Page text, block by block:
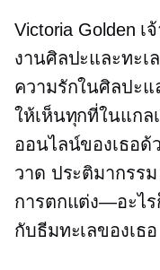
Victoria Golden
งานศิลปะและทะเ
ความรักในศิลปะแ
ให้เห็นทุกที่ในแกล
ออนไลน์ของเธอ
วาด ประติมากรร
การตกแต่ง—อะไร
กับธีมทะเลของเธอ